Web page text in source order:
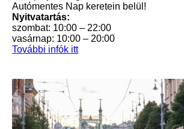
Autómentes Nap keretein belül!
Nyitvatartás:
szombat: 10:00 – 22:00
vasárnap: 10:00 – 20:00
További infók itt